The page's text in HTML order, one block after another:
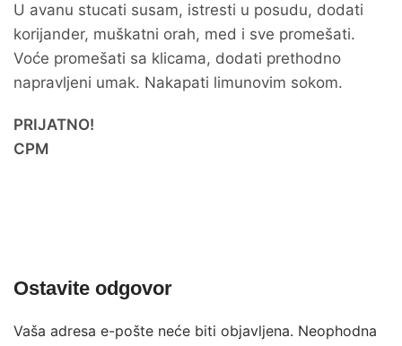
U avanu stucati susam, istresti u posudu, dodati
korijander, muškatni orah, med i sve promešati.
Voće promešati sa klicama, dodati prethodno
napravljeni umak. Nakapati limunovim sokom.
PRIJATNO!
CPM
Ostavite odgovor
Vaša adresa e-pošte neće biti objavljena. Neophodna